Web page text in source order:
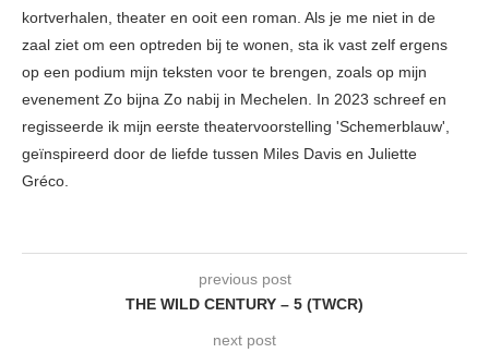
kortverhalen, theater en ooit een roman. Als je me niet in de
zaal ziet om een optreden bij te wonen, sta ik vast zelf ergens
op een podium mijn teksten voor te brengen, zoals op mijn
evenement Zo bijna Zo nabij in Mechelen. In 2023 schreef en
regisseerde ik mijn eerste theatervoorstelling 'Schemerblauw',
geïnspireerd door de liefde tussen Miles Davis en Juliette
Gréco.
previous post
THE WILD CENTURY – 5 (TWCR)
next post